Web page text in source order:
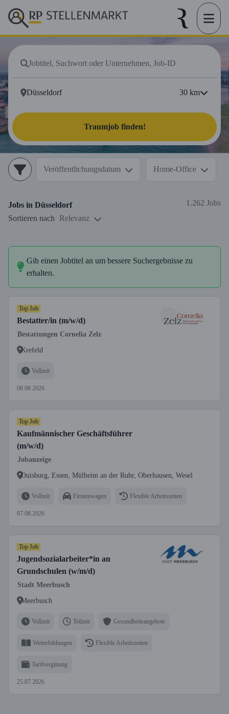
30 km
Traumjob finden!
Veröffentlichungsdatum Home-Office
Jobs in Düsseldorf
1.262 Jobs
Sortieren nach
Relevanz
Gib einen Jobtitel an um bessere Suchergebnisse zu
erhalten.
Top Job
Bestatter/in (m/w/d)
Bestattungen Cornelia Zelz
Krefeld
Vollzeit
08.08.2026
Top Job
Kaufmännischer Geschäftsführer
(m/w/d)
Jobanzeige
Duisburg, Essen, Mülheim an der Ruhr, Oberhausen, Wesel
Vollzeit Firmenwagen Flexible Arbeitszeiten
07.08.2026
Top Job
Jugendsozialarbeiter*in an
Grundschulen (w/m/d)
Stadt Meerbusch
Meerbusch
Vollzeit Teilzeit Gesundheitsangebote
Weiterbildungen Flexible Arbeitszeiten
Tarifvergütung
25.07.2026